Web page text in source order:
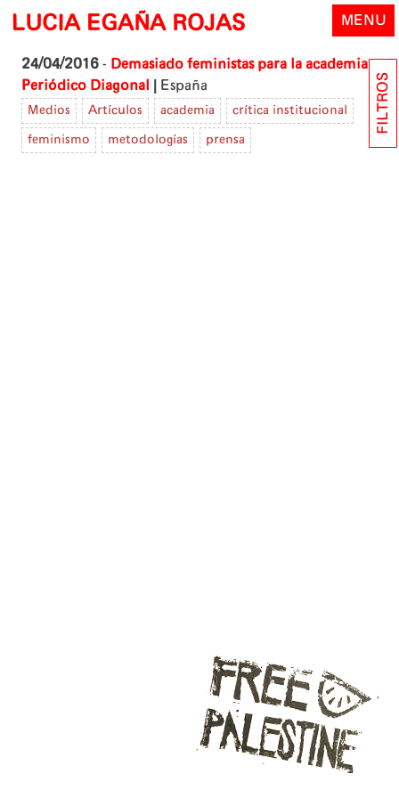
Skip
content
LUCIA EGAÑA ROJAS MENU
24/04/2016 - Demasiado feministas para la academia
Periódico Diagonal
España
Medios Artículos academia crítica institucional
feminismo metodologías prensa
FILTROS